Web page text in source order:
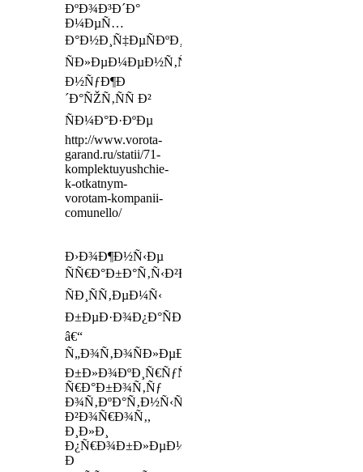
ÐºÐ¾Ð³Ð´Ð°
Ð¼ÐµÑ…
Ð°Ð½Ð¸Ñ‡ÐµÑÐºÐ¸Ðµ
ÑÐ»ÐµÐ¼ÐµÐ½Ñ‚Ñ‹
Ð½ÑƒÐ¶Ð
´Ð°ÑŽÑ‚ÑÑ Ð²
ÑÐ¼Ð°Ð·ÐºÐµ
http://www.vorota-
garand.ru/statii/71-
komplektuyushchie-
k-otkatnym-
vorotam-kompanii-
comunello/
Ð›Ð¾Ð¶Ð½Ñ‹Ðµ
ÑÑ€Ð°Ð±Ð°Ñ‚Ñ‹Ð²Ð°Ð½Ð¸Ñ
ÑÐ¸ÑÑ‚ÐµÐ¼Ñ‹
Ð±ÐµÐ·Ð¾Ð¿Ð°ÑÐ½Ð¾ÑÑ‚Ð¸
â€“
Ñ„Ð¾Ñ‚Ð¾ÑÐ»ÐµÐ¼ÐµÐ½Ñ‚Ð¾Ð²
Ð±Ð»Ð¾ÐºÐ¸Ñ€ÑƒÑŽÑ‰Ð¸Ñ…
Ñ€Ð°Ð±Ð¾Ñ‚Ñƒ
Ð¾Ñ‚ÐºÐ°Ñ‚Ð½Ñ‹Ñ…
Ð²Ð¾Ñ€Ð¾Ñ‚,
Ð¸Ð»Ð¸
Ð¿Ñ€Ð¾Ð±Ð»ÐµÐ¼Ñ‹
Ð